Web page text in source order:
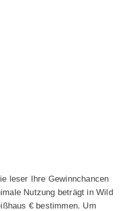
leser Ihre Gewinnchancen
Nutzung beträgt in Wild
€ bestimmen. Um